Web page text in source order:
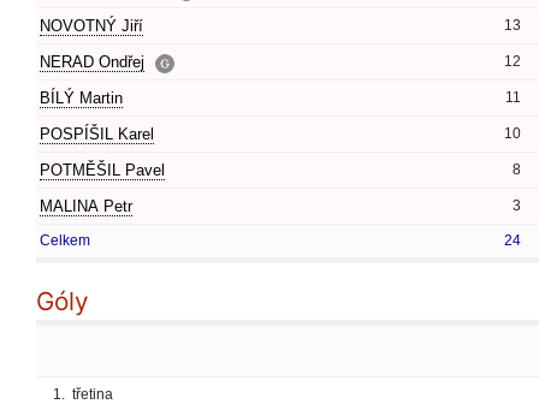
NOVOTNÝ Jiří 13
NERAD Ondřej 12
BÍLÝ Martin 11
POSPÍŠIL Karel 10
POTMĚŠIL Pavel 8
MALINA Petr 3
Celkem 24
Góly
1. třetina